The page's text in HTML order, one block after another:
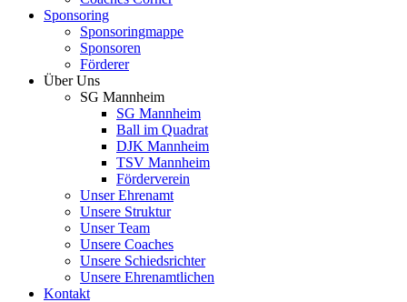
Sponsoring
Sponsoringmappe
Sponsoren
Förderer
Über Uns
SG Mannheim
SG Mannheim
Ball im Quadrat
DJK Mannheim
TSV Mannheim
Förderverein
Unser Ehrenamt
Unsere Struktur
Unser Team
Unsere Coaches
Unsere Schiedsrichter
Unsere Ehrenamtlichen
Kontakt